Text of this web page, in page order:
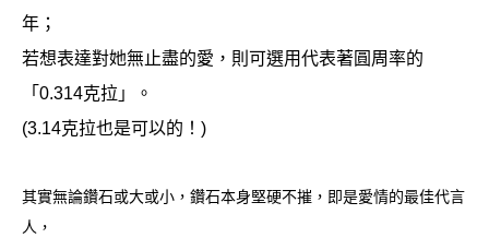
年；
若想表達對她無止盡的愛，則可選用代表著圓周率的
「0.314克拉」。
(3.14克拉也是可以的！)
其實無論鑽石或大或小，鑽石本身堅硬不摧，即是愛情的最佳代言
人，